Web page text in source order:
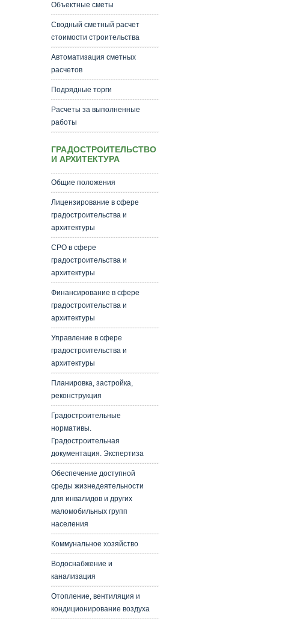
Объектные сметы
Сводный сметный расчет
стоимости строительства
Автоматизация сметных
расчетов
Подрядные торги
Расчеты за выполненные
работы
ГРАДОСТРОИТЕЛЬСТВО
И АРХИТЕКТУРА
Общие положения
Лицензирование в сфере
градостроительства и
архитектуры
СРО в сфере
градостроительства и
архитектуры
Финансирование в сфере
градостроительства и
архитектуры
Управление в сфере
градостроительства и
архитектуры
Планировка, застройка,
реконструкция
Градостроительные
нормативы.
Градостроительная
документация. Экспертиза
Обеспечение доступной
среды жизнедеятельности
для инвалидов и других
маломобильных групп
населения
Коммунальное хозяйство
Водоснабжение и
канализация
Отопление, вентиляция и
кондиционирование воздуха